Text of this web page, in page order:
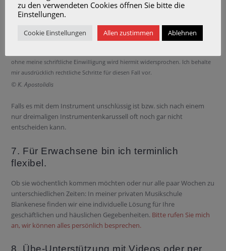
6. Ihr Kind kann gerne Geige und Klavier
Wochen oder Monate testen
© K. Apostolidis
Falls es mit dem Instrument unschlüssig ist bzw. sich nach einem
nur dreimaligen Instrumentenkarussell oft noch gar nicht
entscheiden kann.
7. Für Erwachsene bin ich terminlich
flexibel.
Ob sie wöchentlich kommen möchten oder nur alle paar Wochen zu
unterschiedlichen Zeiten: In meiner privaten Musikschule
Blankenese finden wir eine individuelle Lösung für Ihre
geschäftlichen und häuslichen Gegebenheiten. Bitte rufen Sie mich
an, wir können alles persönlich besprechen.
8. Übe-Unterstützung mit Videos oder per
zu den verwendeten Cookies öffnen Sie bitte die
Einstellungen.
Cookie Einstellungen Allen zustimmen Ablehnen